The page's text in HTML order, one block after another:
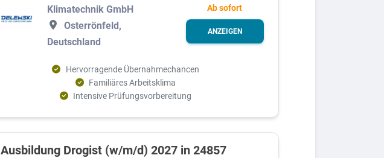
Klimatechnik GmbH
Osterrönfeld,
Deutschland
Ab sofort
ANZEIGEN
Hervorragende Übernahmechancen
Familiäres Arbeitsklima
Intensive Prüfungsvorbereitung
Ausbildung Drogist (w/m/d) 2027 in 24857